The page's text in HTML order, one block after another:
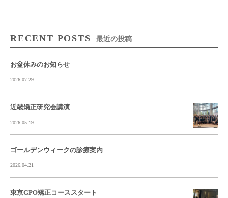
RECENT POSTS 最近の投稿
お盆休みのお知らせ
2026.07.29
近畿矯正研究会講演
2026.05.19
ゴールデンウィークの診療案内
2026.04.21
東京GPO矯正コーススタート